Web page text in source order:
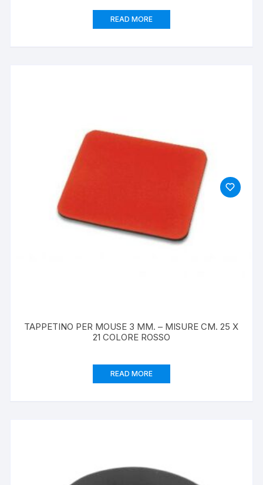
READ MORE
TAPPETINO PER MOUSE 3 MM. – MISURE CM. 25 X
21 COLORE ROSSO
READ MORE